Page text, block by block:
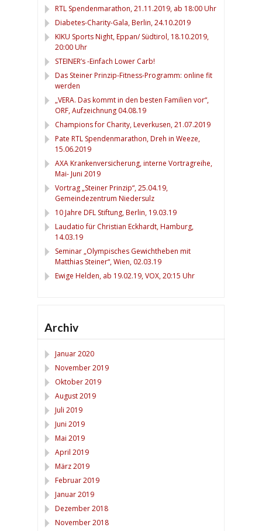
RTL Spendenmarathon, 21.11.2019, ab 18:00 Uhr
Diabetes-Charity-Gala, Berlin, 24.10.2019
KIKU Sports Night, Eppan/ Südtirol, 18.10.2019,
20:00 Uhr
STEINER’s -Einfach Lower Carb!
Das Steiner Prinzip-Fitness-Programm: online fit
werden
„VERA. Das kommt in den besten Familien vor“,
ORF, Aufzeichnung 04.08.19
Champions for Charity, Leverkusen, 21.07.2019
Pate RTL Spendenmarathon, Dreh in Weeze,
15.06.2019
AXA Krankenversicherung, interne Vortragreihe,
Mai- Juni 2019
Vortrag „Steiner Prinzip“, 25.04.19,
Gemeindezentrum Niedersulz
10 Jahre DFL Stiftung, Berlin, 19.03.19
Laudatio für Christian Eckhardt, Hamburg,
14.03.19
Seminar „Olympisches Gewichtheben mit
Matthias Steiner“, Wien, 02.03.19
Ewige Helden, ab 19.02.19, VOX, 20:15 Uhr
Archiv
Januar 2020
November 2019
Oktober 2019
August 2019
Juli 2019
Juni 2019
Mai 2019
April 2019
März 2019
Februar 2019
Januar 2019
Dezember 2018
November 2018